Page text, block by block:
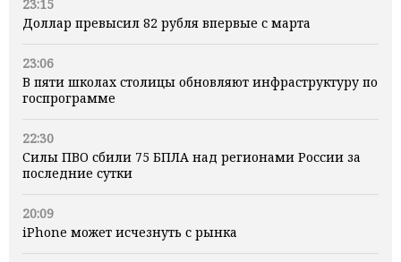
23:15
Доллар превысил 82 рубля впервые с марта
23:06
В пяти школах столицы обновляют инфраструктуру по
госпрограмме
22:30
Силы ПВО сбили 75 БПЛА над регионами России за
последние сутки
20:09
iPhone может исчезнуть с рынка